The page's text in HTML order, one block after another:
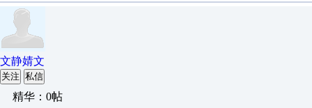
文静婧文
关注 私信
精华：0帖